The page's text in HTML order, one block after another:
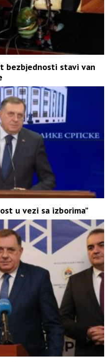
bezbjednosti stavi van
u vezi sa izborima”